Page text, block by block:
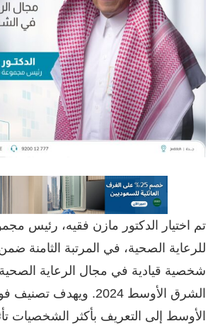
تم اختيار الدكتور مازن فقيه، رئيس
شخصية قيادية في مجال الرعاية
الشرق الأوسط 2024.
الأوسط إلى التعريف بأكثر الشخصيات